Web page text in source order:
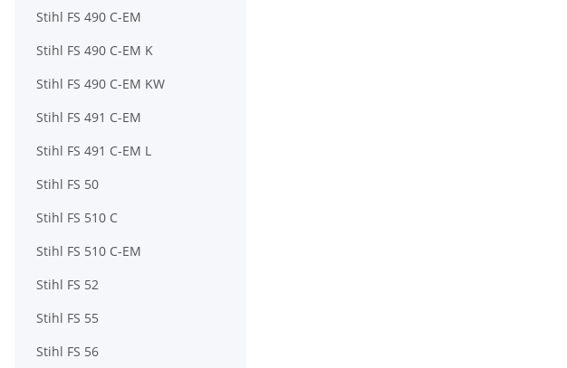
Stihl FS 490 C-EM
Stihl FS 490 C-EM K
Stihl FS 490 C-EM KW
Stihl FS 491 C-EM
Stihl FS 491 C-EM L
Stihl FS 50
Stihl FS 510 C
Stihl FS 510 C-EM
Stihl FS 52
Stihl FS 55
Stihl FS 56